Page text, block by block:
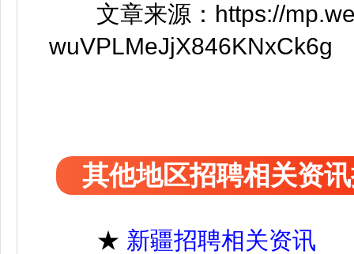
文章来源：https://
wuVPLMeJjX846KNxCk6g
其他地区招聘相关资
★ 新疆招聘相关资讯